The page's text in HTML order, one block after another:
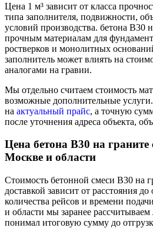
Цена 1 м³ зависит от класса
типа заполнителя, подвижности,
условий производства. бетона В30
прочным материалам для
ростверков и монолитных
заполнитель может влиять на
аналогами на гравии.
Мы отдельно считаем стоимость
возможные дополнительные
на актуальный прайс, а точную
после уточнения адреса объекта,
Цена бетона В30 на граните
Москве и области
Стоимость бетонной смеси В30 на
доставкой зависит от расстояния
количества рейсов и времени
и области мы заранее
понимал итоговую сумму до